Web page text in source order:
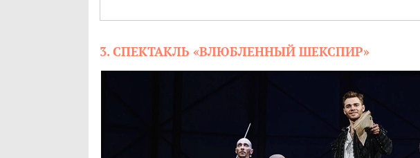
3. СПЕКТАКЛЬ «ВЛЮБЛЕННЫЙ ШЕКСПИР»